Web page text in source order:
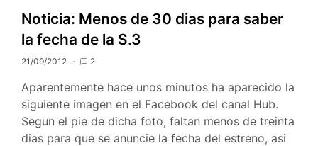
vinilo
Noticia: Menos de 30 dias para saber
la fecha de la S.3
21/09/2012 2
Aparentemente hace unos minutos ha aparecido la
siguiente imagen en el Facebook del canal Hub.
Segun el pie de dicha foto, faltan menos de treinta
dias para que se anuncie la fecha del estreno, asi